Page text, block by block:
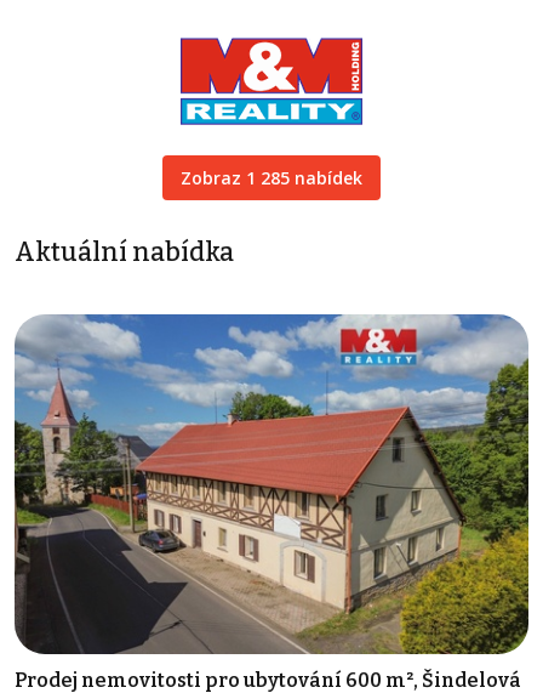
Zobraz 1 285 nabídek
Aktuální nabídka
Prodej nemovitosti pro ubytování 600 m², Šindelová